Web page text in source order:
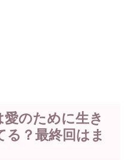
愛のために生き
？最終回はま